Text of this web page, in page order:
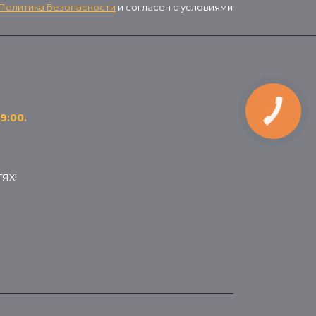
Безопасности и согласен с условиями
КНОПКА
ЗВ'ЯЗКУ